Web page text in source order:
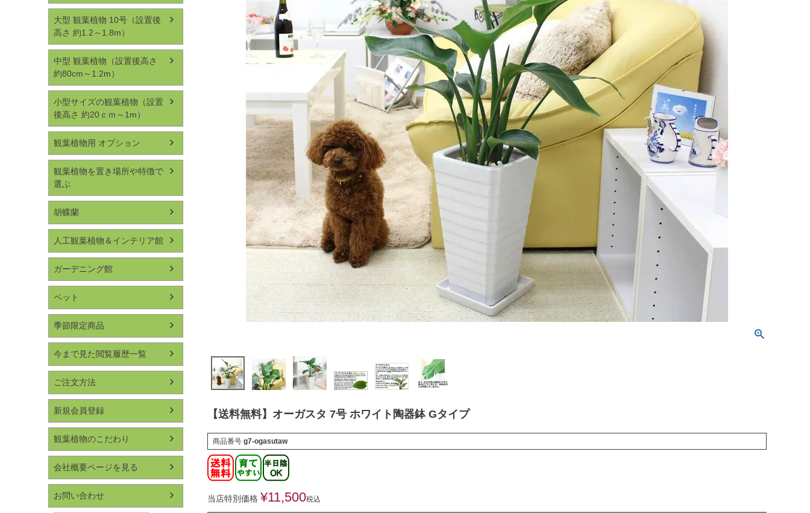
大型 観葉植物 10号（設置後
高さ 約1.2～1.8m）
中型 観葉植物（設置後高さ
約80cm～1.2m）
小型サイズの観葉植物（設置
後高さ 約20ｃｍ～1m）
観葉植物用 オプション
観葉植物を置き場所や特徴で
選ぶ
胡蝶蘭
人工観葉植物＆インテリア館
ガーデニング館
ペット
季節限定商品
今まで見た閲覧履歴一覧
ご注文方法
新規会員登録
観葉植物のこだわり
会社概要ページを見る
お問い合わせ
【送料無料】オーガスタ 7号 ホワイト陶器鉢 Gタイプ
商品番号 g7-ogasutaw
当店特別価格 ¥11,500税込